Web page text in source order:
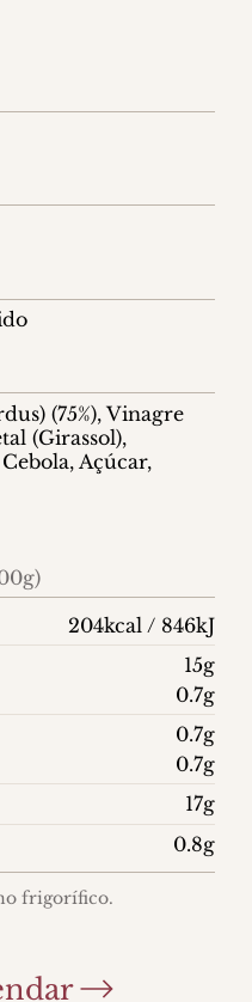
(75%), Vinagre
(Girassol),
Açúcar,
204kcal / 846kJ
15g
0.7g
0.7g
0.7g
17g
0.8g
frigorífico.